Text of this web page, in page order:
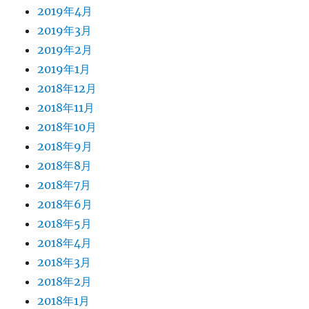
2019年4月
2019年3月
2019年2月
2019年1月
2018年12月
2018年11月
2018年10月
2018年9月
2018年8月
2018年7月
2018年6月
2018年5月
2018年4月
2018年3月
2018年2月
2018年1月